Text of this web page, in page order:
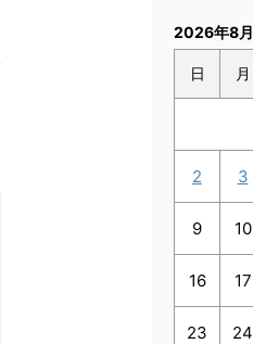
2026年8月
日 月
2 3
9 10
16 17
23 24